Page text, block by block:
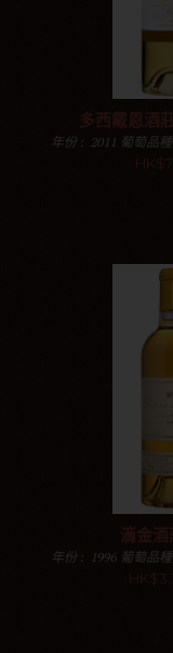
多西戴恩酒
年份 : 2011 葡萄品
相思 評分 : RP-
滴金
年份 : 1996 葡萄品
相思 評分 : - 規格